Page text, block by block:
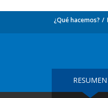
¿Qué hacemos?
RESUMEN